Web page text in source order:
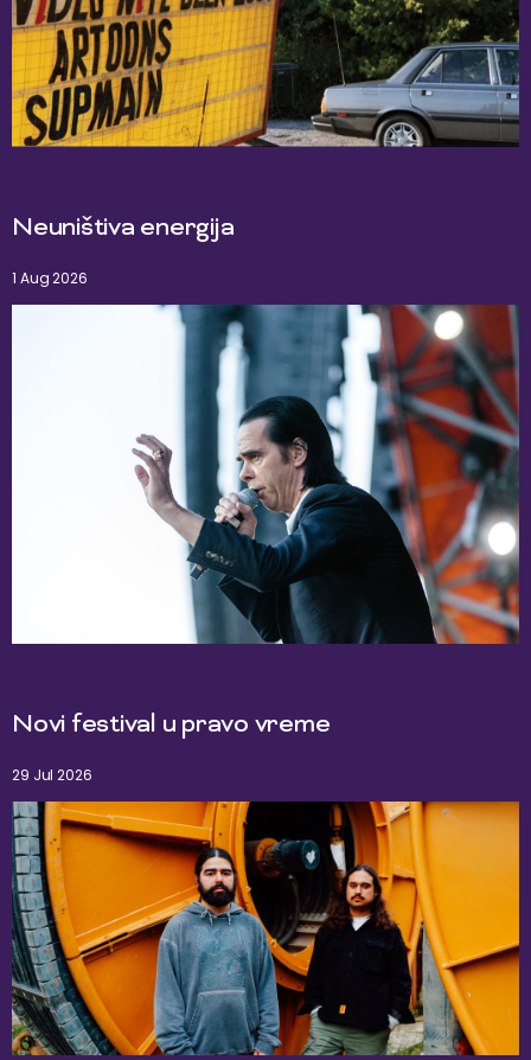
Neuništiva energija
1 Aug 2026
Novi festival u pravo vreme
29 Jul 2026